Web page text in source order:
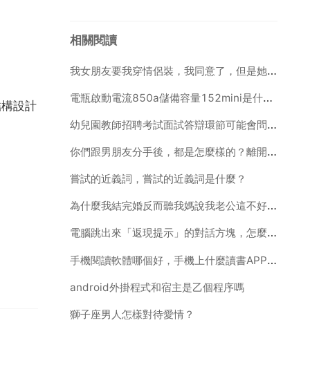
設計
相關閱讀
我女朋友要我穿情侶裝，我同意了，但是她還要我穿情侶鞋，就是現在流行的女學生n字鞋，有點不願意，鞋是
電瓶啟動電流850a儲備容量152mini是什麼電瓶容量是多少安
幼兒園教師招聘考試面試答辯環節可能會問哪些問題
你們跟男朋友分手後，都是怎麼樣的？離開這個城市，還是留在這個
嘗試的近義詞，嘗試的近義詞是什麼？
為什麼我結完婚反而聽我媽說我老公這不好那不好，完了我就生氣就跟我老公幹仗，他們看不上不代表我看不上
電腦跳出來「返現提示」的對話方塊，怎麼去掉啊？
手機閱讀軟體哪個好，手機上什麼讀書APP最好啊
android外掛程式和宿主是乙個程序嗎
獅子座男人怎樣對待愛情？